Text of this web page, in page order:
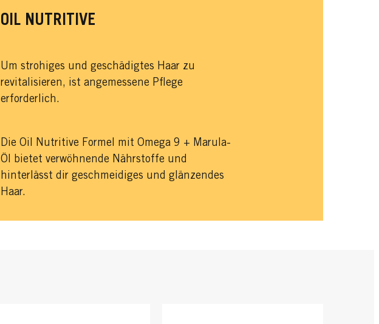
OIL NUTRITIVE
Um strohiges und geschädigtes Haar zu
revitalisieren, ist angemessene Pflege
erforderlich.
Die Oil Nutritive Formel mit Omega 9 + Marula-
Öl bietet verwöhnende Nährstoffe und
hinterlässt dir geschmeidiges und glänzendes
Haar.